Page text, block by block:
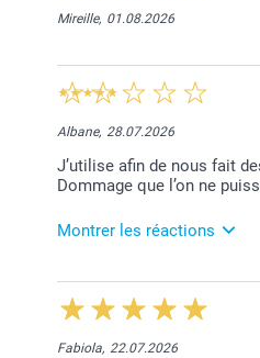
Mireille, 01.08.2026
Albane, 28.07.2026
J’utilise afin de nous fait
Dommage que l’on ne
Montrer les réactions
07.08.2026
Merci pour votre
notre service clients
ag
Fabiola, 22.07.2026